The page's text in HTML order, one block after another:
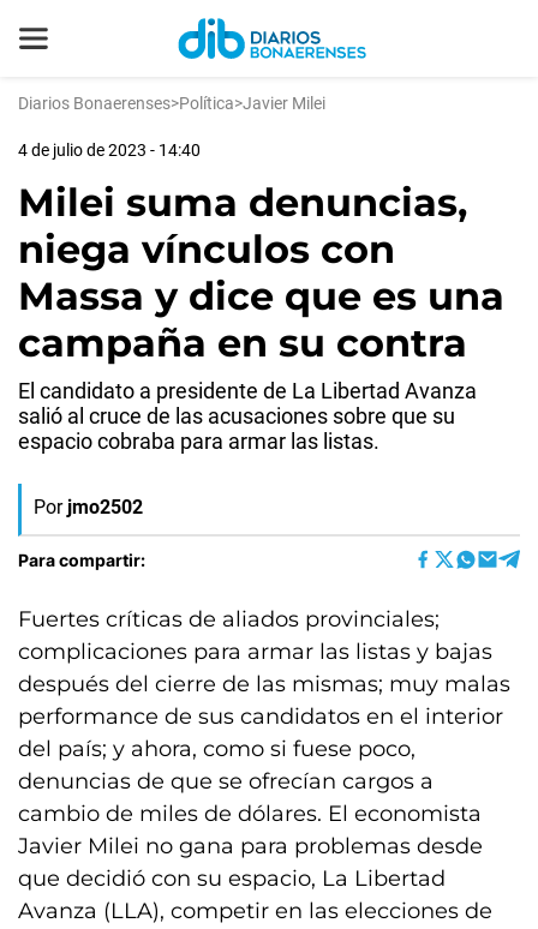
Diarios Bonaerenses>Política>Javier Milei
4 de julio de 2023 - 14:40
Milei suma denuncias,
niega vínculos con
Massa y dice que es una
campaña en su contra
El candidato a presidente de La Libertad Avanza
salió al cruce de las acusaciones sobre que su
espacio cobraba para armar las listas.
Por jmo2502
Para compartir:
Fuertes críticas de aliados provinciales;
complicaciones para armar las listas y bajas
después del cierre de las mismas; muy malas
performance de sus candidatos en el interior
del país; y ahora, como si fuese poco,
denuncias de que se ofrecían cargos a
cambio de miles de dólares. El economista
Javier Milei no gana para problemas desde
que decidió con su espacio, La Libertad
Avanza (LLA), competir en las elecciones de